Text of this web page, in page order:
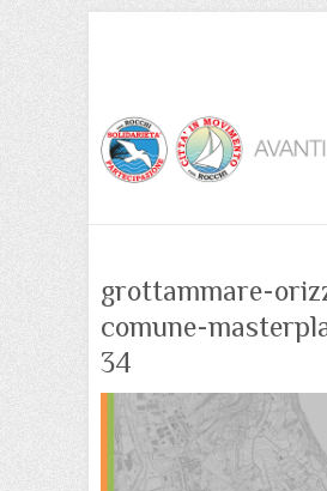
grottammare-
comune-
34